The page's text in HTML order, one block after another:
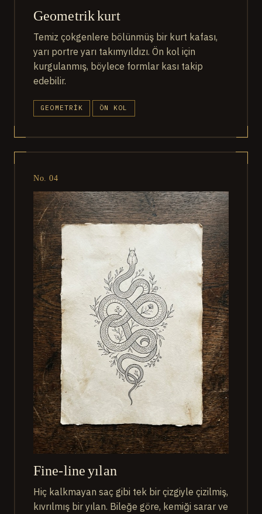
Geometrik kurt
Temiz çokgenlere bölünmüş bir kurt kafası,
yarı portre yarı takımyıldızı. Ön kol için
kurgulanmış, böylece formlar kası takip
edebilir.
GEOMETRIK ÖN KOL
No. 04
Fine-line yılan
Hiç kalkmayan saç gibi tek bir çizgiyle çizilmiş,
kıvrılmış bir yılan. Bileğe göre, kemiği sarar ve